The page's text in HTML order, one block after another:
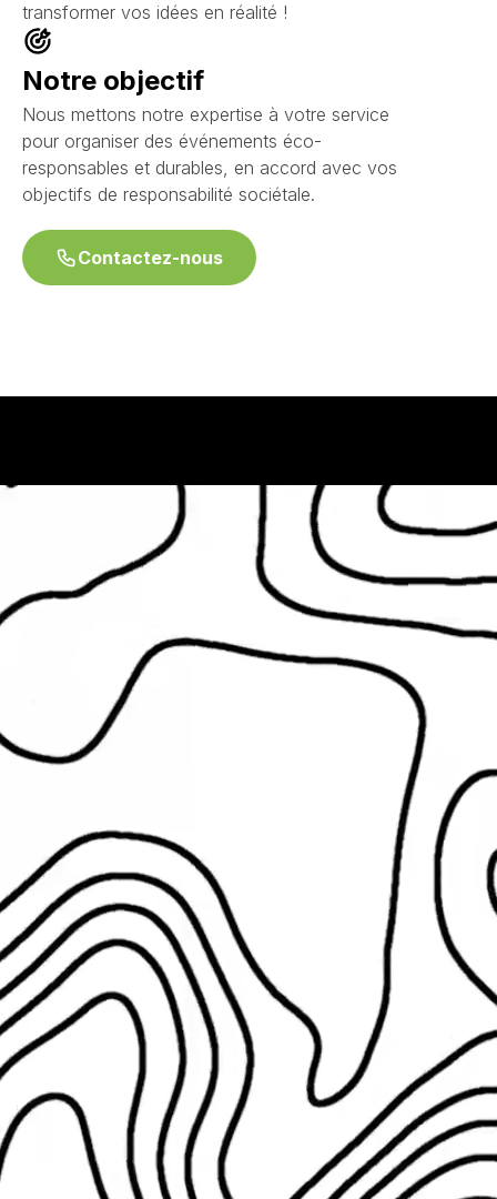
transformer vos idées en réalité !
Notre objectif
Nous mettons notre expertise à votre service
pour organiser des événements éco-
responsables et durables, en accord avec vos
objectifs de responsabilité sociétale.
Contactez-nous